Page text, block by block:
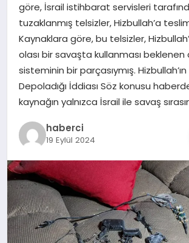
SAĞLIK
SPOR
YAŞAM
göre, İsrail istihbarat servisleri
tuzaklanmış telsizler, Hizbullah’a
Kaynaklara göre, bu telsizler,
olası bir savaşta kullanması
sisteminin bir parçasıymış.
Depoladığı İddiası Söz konusu
kaynağın yalnızca İsrail ile savaş
haberci
19 Eylül 2024